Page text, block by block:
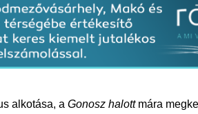
alkotása, a Gonosz halottmára